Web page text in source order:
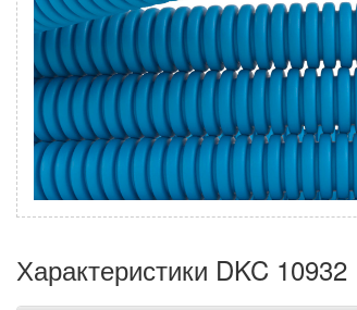
Характеристики DKC 10932